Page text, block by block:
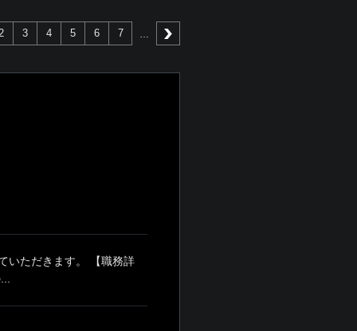
3 4 5 6 7
いただきます。 【職務詳